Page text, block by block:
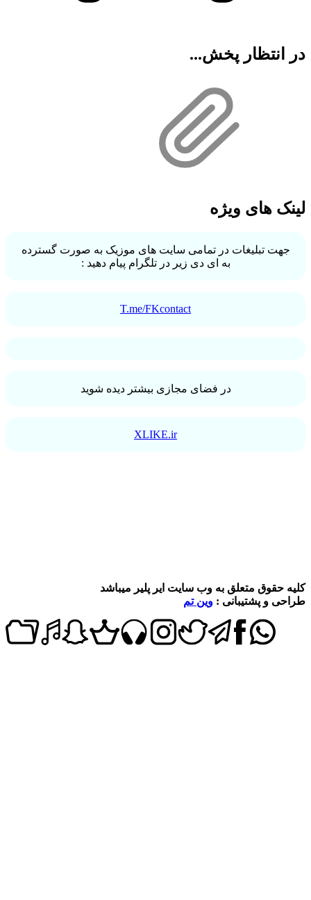
پخش...
های ویژه
تبلیغات در تمامی سایت های موزیک به صورت گسترده
به ای دی زیر در تلگرام پیام دهید :
T.me/FKcontact
در فضای مجازی بیشتر دیده شوید
XLIKE.ir
متعلق به وب سایت ایر پلیر میباشد
و پشتیبانی :وین تم